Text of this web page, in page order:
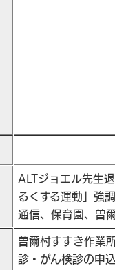
ALTジョエル先生
るくする運動」強
通信、保育園、曽
曽爾村すすき作業
診・がん検診の申